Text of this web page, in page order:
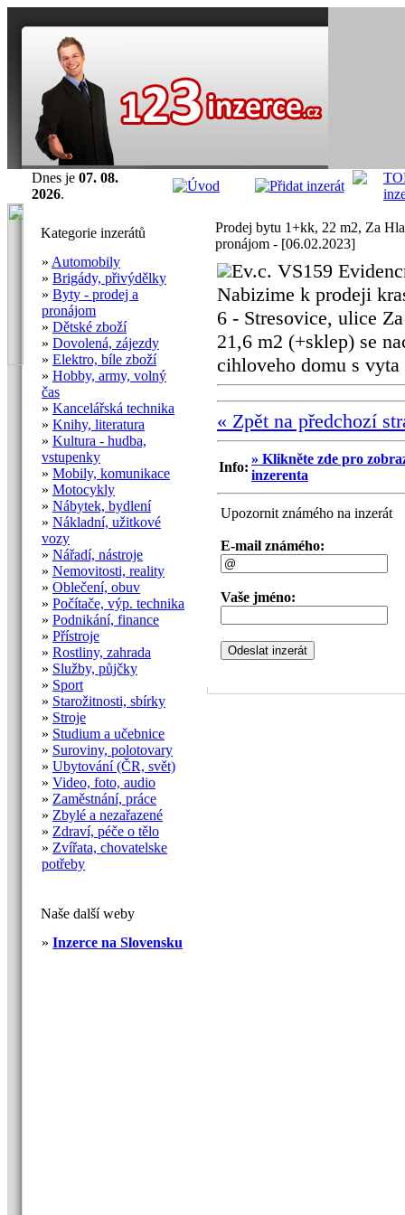
Dnes je 07. 08.
2026.
Kategorie inzerátů
» Automobily
» Brigády, přivýdělky
» Byty - prodej a
pronájom
» Dětské zboží
» Dovolená, zájezdy
» Elektro, bíle zboží
» Hobby, army, volný
čas
» Kancelářská technika
» Knihy, literatura
» Kultura - hudba,
vstupenky
» Mobily, komunikace
» Motocykly
» Nábytek, bydlení
» Nákladní, užitkové
vozy
» Nářadí, nástroje
» Nemovitosti, reality
» Oblečení, obuv
» Počítače, výp. technika
» Podnikání, finance
» Přístroje
» Rostliny, zahrada
» Služby, půjčky
» Sport
» Starožitnosti, sbírky
» Stroje
» Studium a učebnice
» Suroviny, polotovary
» Ubytování (ČR, svět)
» Video, foto, audio
» Zaměstnání, práce
» Zbylé a nezařazené
» Zdraví, péče o tělo
» Zvířata, chovatelske
potřeby
Naše další weby
» Inzerce na Slovensku
Prodej bytu 1+kk, 22 m2, Za
pronájom - [06.02.2023]
Ev.c. VS159
Nabizime k prodeji
6 - Stresovice, ulice
21,6 m2 (+sklep) se
cihloveho domu s vyta
« Zpět na předchozí
Info:
» Klikněte zde pro
inzerenta
Upozornit známého na inzerát
E-mail známého:
Vaše jméno: